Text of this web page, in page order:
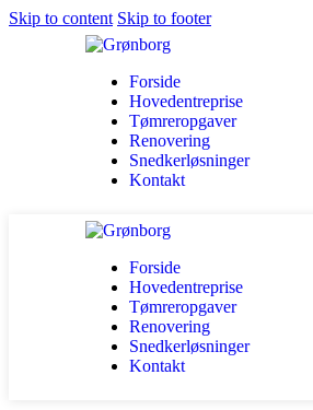
Skip to content Skip to footer
Forside
Hovedentreprise
Tømreropgaver
Renovering
Snedkerløsninger
Kontakt
Forside
Hovedentreprise
Tømreropgaver
Renovering
Snedkerløsninger
Kontakt